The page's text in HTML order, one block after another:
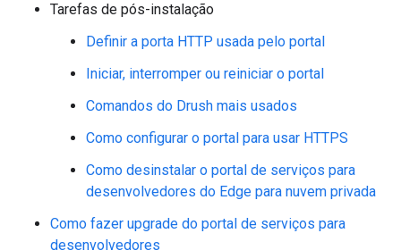
Tarefas de pós-instalação
Definir a porta HTTP usada pelo portal
Iniciar, interromper ou reiniciar o portal
Comandos do Drush mais usados
Como configurar o portal para usar HTTPS
Como desinstalar o portal de serviços para
desenvolvedores do Edge para nuvem privada
Como fazer upgrade do portal de serviços para
desenvolvedores